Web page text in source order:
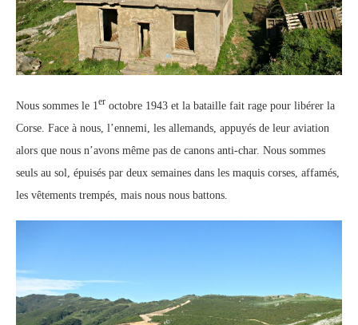
Nous sommes le 1er octobre 1943 et la bataille fait rage pour libérer la
Corse. Face à nous, l’ennemi, les allemands, appuyés de leur aviation
alors que nous n’avons même pas de canons anti-char. Nous sommes
seuls au sol, épuisés par deux semaines dans les maquis corses, affamés,
les vêtements trempés, mais nous nous battons.